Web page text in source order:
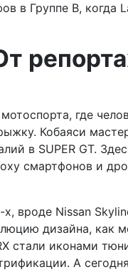
в Группе B, когда
где
Кобаяси
в SUPER GT.
смартфонов и
вроде Nissan
дизайна, как
стали иконами
А